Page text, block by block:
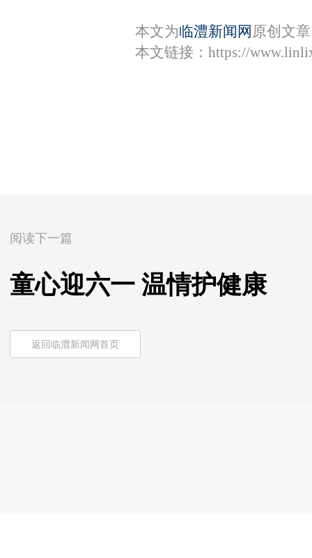
本文为临澧新闻网 原创文
本文链接： https://
阅读下一篇
童心迎六一 温情护健康
返回临澧新闻网首页